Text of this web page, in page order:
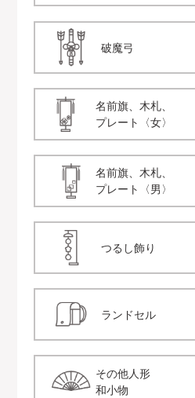
破魔弓
名前旗、木札、
プレート〈女〉
名前旗、木札、
プレート〈男〉
つるし飾り
ランドセル
その他人形
和小物